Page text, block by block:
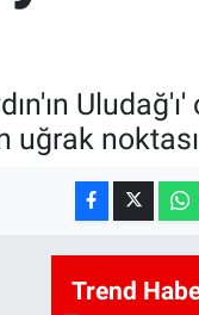
uğrak
Trend